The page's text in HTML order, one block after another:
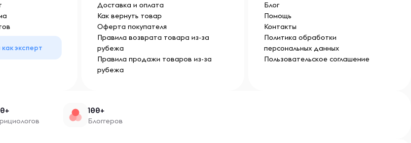
эксперт
Доставка и оплата
Как вернуть товар
Оферта покупателя
Правила возврата товара из-за
рубежа
Правила продажи товаров из-за
рубежа
Блог
Помощь
Контакты
Политика обработки
персональных данных
Пользовательское соглашение
100+
Блоггеров